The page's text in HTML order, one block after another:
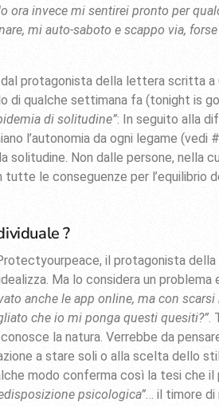
ora invece mi sentirei pronto per
mi auto-saboto e scappo via,
protagonista della lettera scritta a
di qualche settimana fa (tonight is
di solitudine”: In seguito alla
l’autonomia da ogni legame
solitudine. Non dalle persone, nella
tutte le conseguenze per
?
il protagonista
Ma lo considera un
anche le app online, ma con
che io mi ponga questi quesiti?”.
la natura. Verrebbe da
a stare soli o alla scelta dello
modo conferma così la tesi che
psicologica”… il timore di